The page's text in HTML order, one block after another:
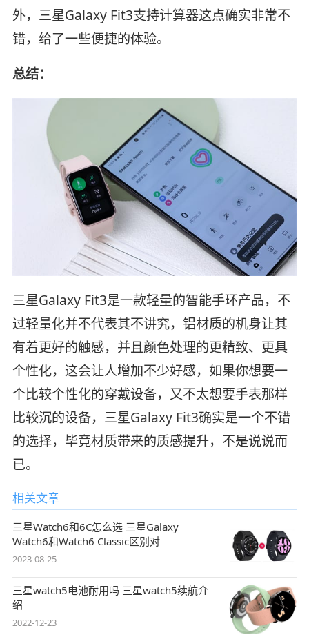
外，三星Galaxy Fit3支持计算器这点确实非常不
错，给了一些便捷的体验。
总结：
三星Galaxy Fit3是一款轻量的智能手环产品，不
过轻量化并不代表其不讲究，铝材质的机身让其
有着更好的触感，并且颜色处理的更精致、更具
个性化，这会让人增加不少好感，如果你想要一
个比较个性化的穿戴设备，又不太想要手表那样
比较沉的设备，三星Galaxy Fit3确实是一个不错
的选择，毕竟材质带来的质感提升，不是说说而
已。
相关文章
三星Watch6和6C怎么选 三星Galaxy
Watch6和Watch6 Classic区别对
2023-08-25
三星watch5电池耐用吗 三星watch5续航介
绍
2022-12-23